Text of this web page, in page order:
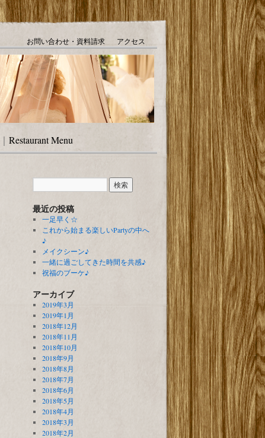
お問い合わせ・資料請求 アクセス
｜ Restaurant Menu
最近の投稿
一足早く☆
これから始まる楽しいPartyの中へ
♪
メイクシーン♪
一緒に過ごしてきた時間を共感♪
祝福のブーケ♪
アーカイブ
2019年3月
2019年1月
2018年12月
2018年11月
2018年10月
2018年9月
2018年8月
2018年7月
2018年6月
2018年5月
2018年4月
2018年3月
2018年2月